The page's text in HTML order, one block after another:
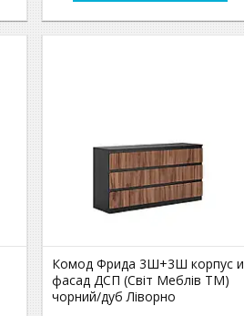
Комод Фрида 3Ш+3Ш корпус и
фасад ДСП (Світ Меблів TM)
чорний/дуб Ліворно